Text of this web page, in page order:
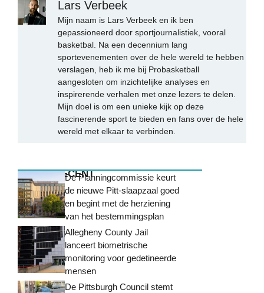
Lars Verbeek
Mijn naam is Lars Verbeek en ik ben
gepassioneerd door sportjournalistiek, vooral
basketbal. Na een decennium lang
sportevenementen over de hele wereld te hebben
verslagen, heb ik me bij Probasketball
aangesloten om inzichtelijke analyses en
inspirerende verhalen met onze lezers te delen.
Mijn doel is om een unieke kijk op deze
fascinerende sport te bieden en fans over de hele
wereld met elkaar te verbinden.
MEEST RECENTDe Planningcommissie keurt
de nieuwe Pitt-slaapzaal goed
en begint met de herziening
van het bestemmingsplan
Allegheny County Jail
lanceert biometrische
monitoring voor gedetineerde
mensen
De Pittsburgh Council stemt